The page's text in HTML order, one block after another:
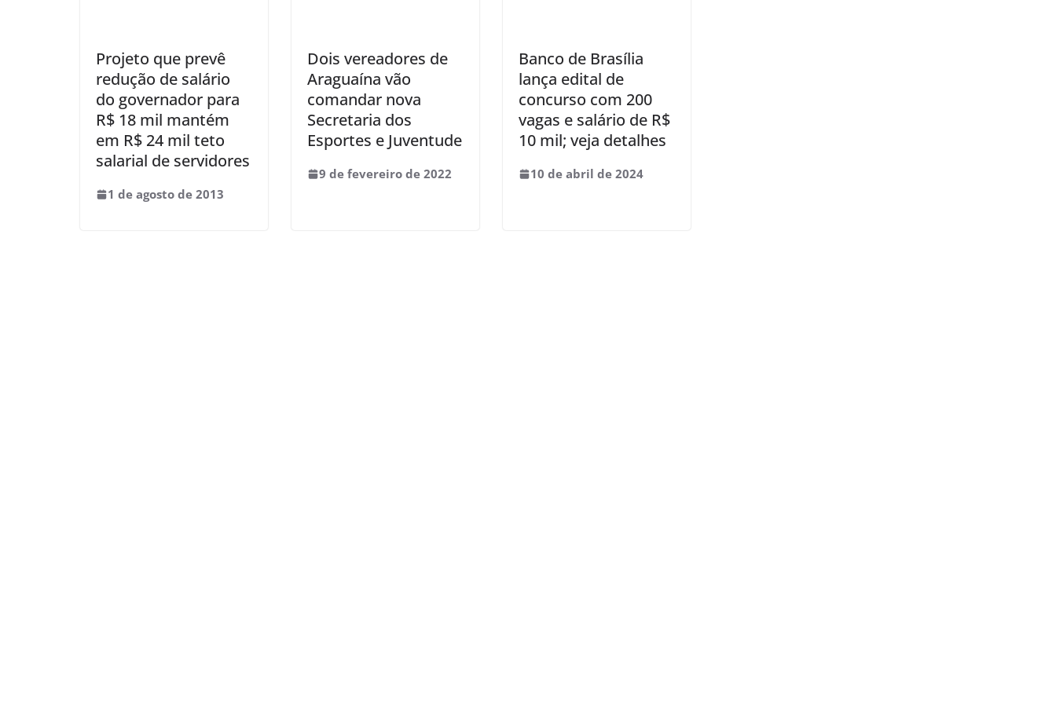
Projeto que prevê
redução de salário
do governador para
R$ 18 mil mantém
em R$ 24 mil teto
salarial de servidores
1 de agosto de 2013
Dois vereadores de
Araguaína vão
comandar nova
Secretaria dos
Esportes e Juventude
9 de fevereiro de 2022
Banco de Brasília
lança edital de
concurso com 200
vagas e salário de R$
10 mil; veja detalhes
10 de abril de 2024